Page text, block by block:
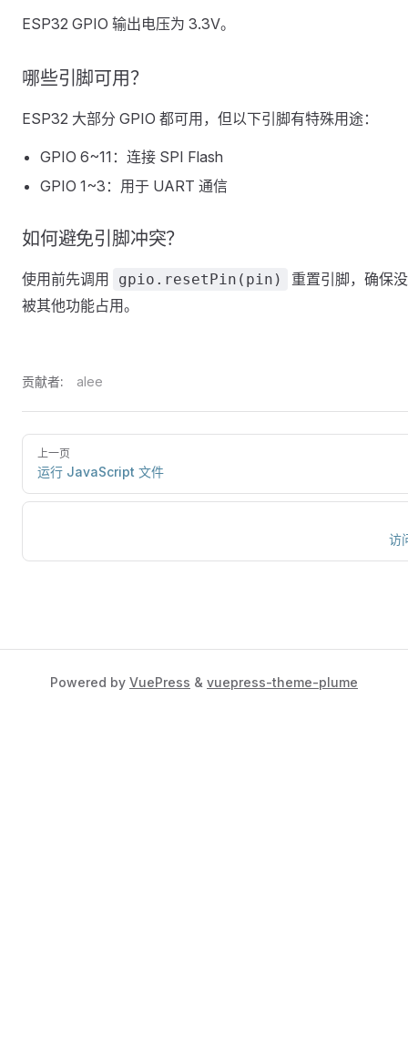
ESP32 GPIO 输出电压为 3.3V。
哪些引脚可用？
ESP32 大部分 GPIO 都可用，但以下引脚有特殊用途：
GPIO 6~11：连接 SPI Flash
GPIO 1~3：用于 UART 通信
如何避免引脚冲突？
使用前先调用 gpio.resetPin(pin)
重置引脚，确保
被其他功能占用。
贡献者: alee
上一页
运行 JavaScript 文件
访
Powered by VuePress & vuepress-theme-plume